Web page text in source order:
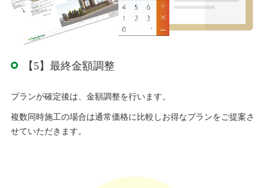
【5】最終金額調整
プランが確定後は、金額調整を行います。
複数同時施工の場合は通常価格に比較しお得なプランをご提案さ
せていただきます。